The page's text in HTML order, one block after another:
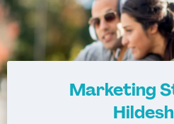
Marketing